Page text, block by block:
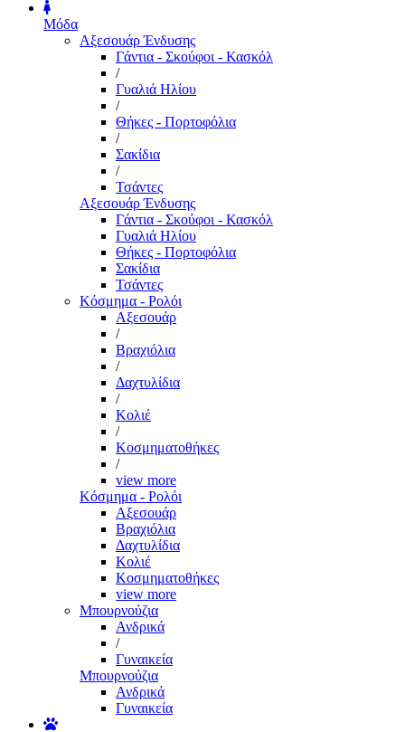
Μόδα
Αξεσουάρ Ένδυσης
Γάντια - Σκούφοι - Κασκόλ
/
Γυαλιά Ηλίου
/
Θήκες - Πορτοφόλια
/
Σακίδια
/
Τσάντες
Αξεσουάρ Ένδυσης
Γάντια - Σκούφοι - Κασκόλ
Γυαλιά Ηλίου
Θήκες - Πορτοφόλια
Σακίδια
Τσάντες
Κόσμημα - Ρολόι
Αξεσουάρ
/
Βραχιόλια
/
Δαχτυλίδια
/
Κολιέ
/
Κοσμηματοθήκες
/
view more
Κόσμημα - Ρολόι
Αξεσουάρ
Βραχιόλια
Δαχτυλίδια
Κολιέ
Κοσμηματοθήκες
view more
Μπουρνούζια
Ανδρικά
/
Γυναικεία
Μπουρνούζια
Ανδρικά
Γυναικεία